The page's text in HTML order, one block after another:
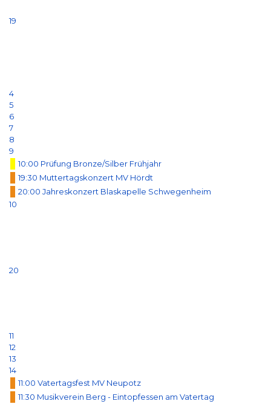
19
4
5
6
7
8
9
10:00 Prüfung Bronze/Silber Frühjahr
19:30 Muttertagskonzert MV Hördt
20:00 Jahreskonzert Blaskapelle Schwegenheim
10
20
11
12
13
14
11:00 Vatertagsfest MV Neupotz
11:30 Musikverein Berg - Eintopfessen am Vatertag